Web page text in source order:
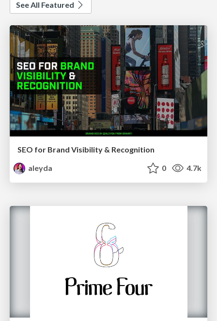
See All Featured
SEO for Brand Visibility & Recognition
aleyda
0 4.7k